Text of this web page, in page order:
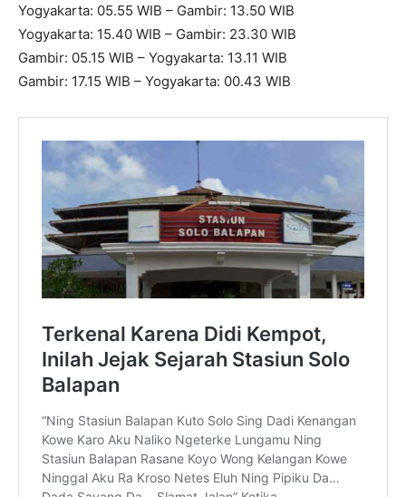
Yogyakarta: 05.55 WIB – Gambir: 13.50 WIB
Yogyakarta: 15.40 WIB – Gambir: 23.30 WIB
Gambir: 05.15 WIB – Yogyakarta: 13.11 WIB
Gambir: 17.15 WIB – Yogyakarta: 00.43 WIB